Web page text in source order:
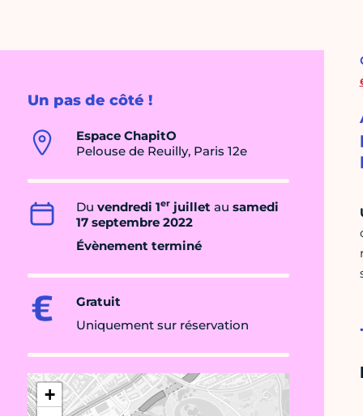
Un pas de côté !
Espace ChapitO
Pelouse de Reuilly, Paris 12e
Du vendredi 1er juillet au samedi
17 septembre 2022
Évènement terminé
Gratuit
Uniquement sur réservation
+